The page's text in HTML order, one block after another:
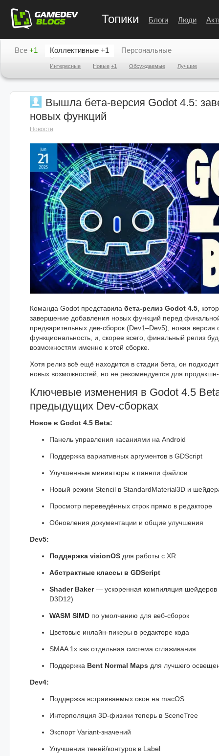
Топики Блоги Люди
Все +1 Коллективные +1
Интересные Новые +1 Обсуждаемые Лучшие
Персональные
Вышла бета-версия Godot 4.5:
новых функций
Новости
Команда Godot представила бета-релиз Godot 4.5 ,
завершение добавления новых функций перед
предварительных дев-сборок (Dev1–Dev5), новая версия
функциональность, и, скорее всего, финальный релиз
возможностям именно к этой сборке.
Хотя релиз всё ещё находится в стадии бета, он
новых возможностей, но не рекомендуется для
Ключевые изменения в Godot 4.5
предыдущих Dev-сборках
Новое в Godot 4.5 Beta:
Панель управления касаниями на Android
Поддержка вариативных аргументов в GDScript
Улучшенные миниатюры в панели файлов
Новый режим Stencil в StandardMaterial3D и
Просмотр переведённых строк прямо в редакторе
Обновления документации и общие улучшения
Dev5:
Поддержка visionOS для работы с XR
Абстрактные классы в GDScript
Shader Baker— ускоренная компиляция шейдеров
D3D12)
WASM SIMD по умолчанию для веб-сборок
Цветовые инлайн-пикеры в редакторе кода
SMAA 1x как отдельная система сглаживания
Поддержка Bent Normal Maps для лучшего
Dev4:
Поддержка встраиваемых окон на macOS
Интерполяция 3D-физики теперь в SceneTree
Экспорт Variant-значений
Улучшения теней/контуров в Label